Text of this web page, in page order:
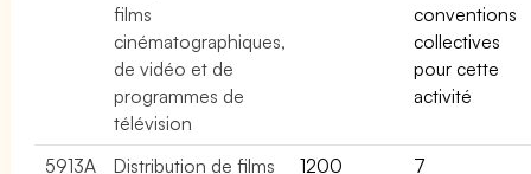
films
cinématographiques,
de vidéo et de
programmes de
télévision
conventions
collectives
pour cette
activité
5913A
Distribution de films
1200
7